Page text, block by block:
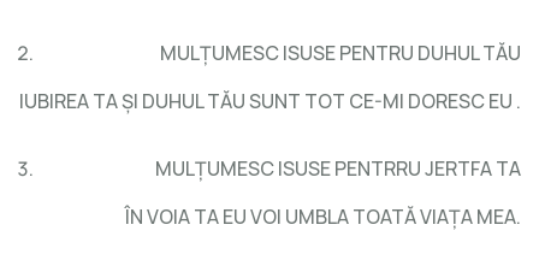
MULŢUMESC ISUSE PENTRU DUHUL TĂU
IUBIREA TA ŞI DUHUL TĂU SUNT TOT CE-MI DORESC EU .
MULŢUMESC ISUSE PENTRRU JERTFA TA
ÎN VOIA TA EU VOI UMBLA TOATĂ VIAŢA MEA.